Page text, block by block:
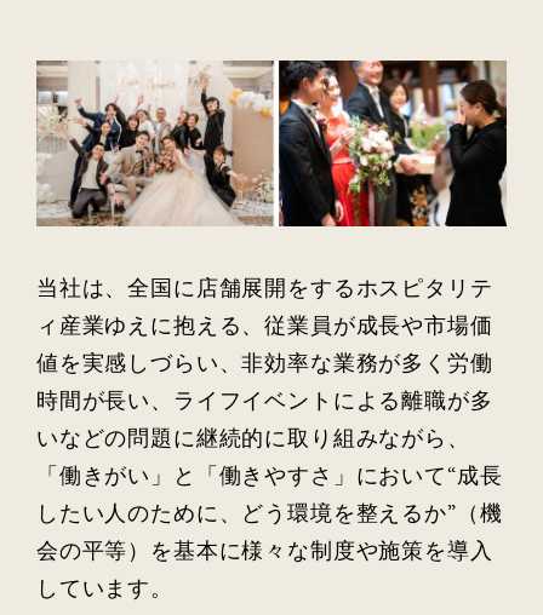
当社は、全国に店舗展開をするホスピタリテ
ィ産業ゆえに抱える、従業員が成長や市場価
値を実感しづらい、非効率な業務が多く労働
時間が長い、ライフイベントによる離職が多
いなどの問題に継続的に取り組みながら、
「働きがい」と「働きやすさ」において“成長
したい人のために、どう環境を整えるか”（機
会の平等）を基本に様々な制度や施策を導入
しています。